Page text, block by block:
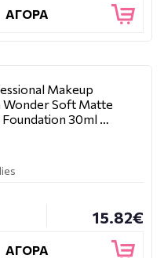
ΑΓΟΡΑ
Makeup
Wonder Soft Matte
Foundation 30ml …
15.82€
ΑΓΟΡΑ